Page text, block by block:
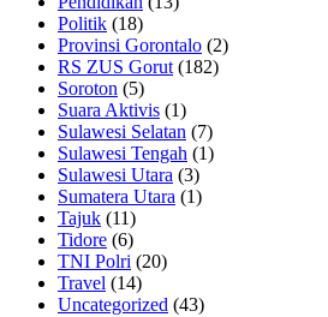
Politik (18)
Provinsi Gorontalo (2)
RS ZUS Gorut(182)
Soroton (5)
Suara Aktivis (1)
Sulawesi Selatan (7)
Sulawesi Tengah (1)
Sulawesi Utara (3)
Sumatera Utara (1)
Tajuk (11)
Tidore (6)
TNI Polri (20)
Travel (14)
Uncategorized (43)